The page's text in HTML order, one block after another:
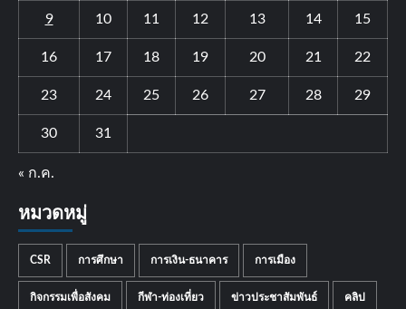
9 10 11 12 13 14 15
16 17 18 19 20 21 22
23 24 25 26 27 28 29
30 31
« ก.ค.
หมวดหมู่
CSR การศึกษา การเงิน-ธนาคาร การเมือง
กิจกรรมเพื่อสังคม กีฬา-ท่องเที่ยว ข่าวประชาสัมพันธ์ คลิป